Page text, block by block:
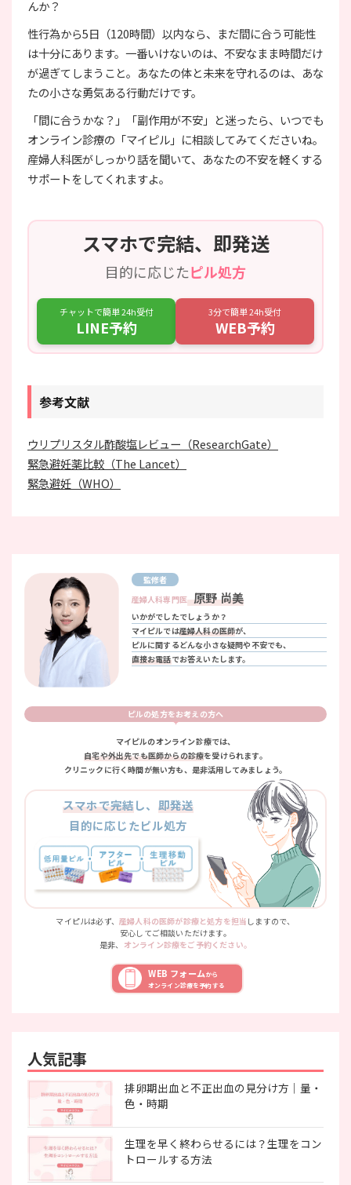
んか？
性行為から5日（120時間）以内なら、まだ間に合う可能性
は十分にあります。一番いけないのは、不安なまま時間だけ
が過ぎてしまうこと。あなたの体と未来を守れるのは、あな
たの小さな勇気ある行動だけです。
「間に合うかな？」「副作用が不安」と迷ったら、いつでも
オンライン診療の「マイピル」に相談してみてくださいね。
産婦人科医がしっかり話を聞いて、あなたの不安を軽くする
サポートをしてくれますよ。
スマホで完結、即発送
目的に応じたピル処方
チャットで簡単 24h受付
LINE予約
3分で簡単 24h受付
WEB予約
参考文献
ウリプリスタル酢酸塩レビュー（ResearchGate）
緊急避妊薬比較（The Lancet）
緊急避妊（WHO）
人気記事
排卵期出血と不正出血の見分け方｜量・
色・時期
生理を早く終わらせるには？生理をコン
トロールする方法
監修者
産婦人科専門医 原野 尚美
いかがでしたでしょうか？
マイピルでは産婦人科の医師が、
ピルに関するどんな小さな疑問や不安でも、
直接お電話でお答えいたします。
ピルの処方をお考えの方へ
マイピルのオンライン診療では、
自宅や外出先でも医師からの診療を受けられます。
クリニックに行く時間が無い方も、是非活用してみましょう。
スマホで完結し、 即発送
目的に応じたピル処方
マイピルは必ず、産婦人科の医師が診療と処方を担当 しますので、
安心してご相談いただけます。
是非、 オンライン診療をご予約ください。
WEB フォームから
オンライン診療を予約する